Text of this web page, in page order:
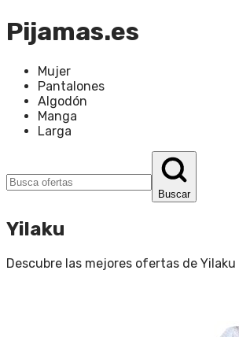
Pijamas.es
Mujer
Pantalones
Algodón
Manga
Larga
Buscar
Yilaku
Descubre las mejores ofertas de Yilaku